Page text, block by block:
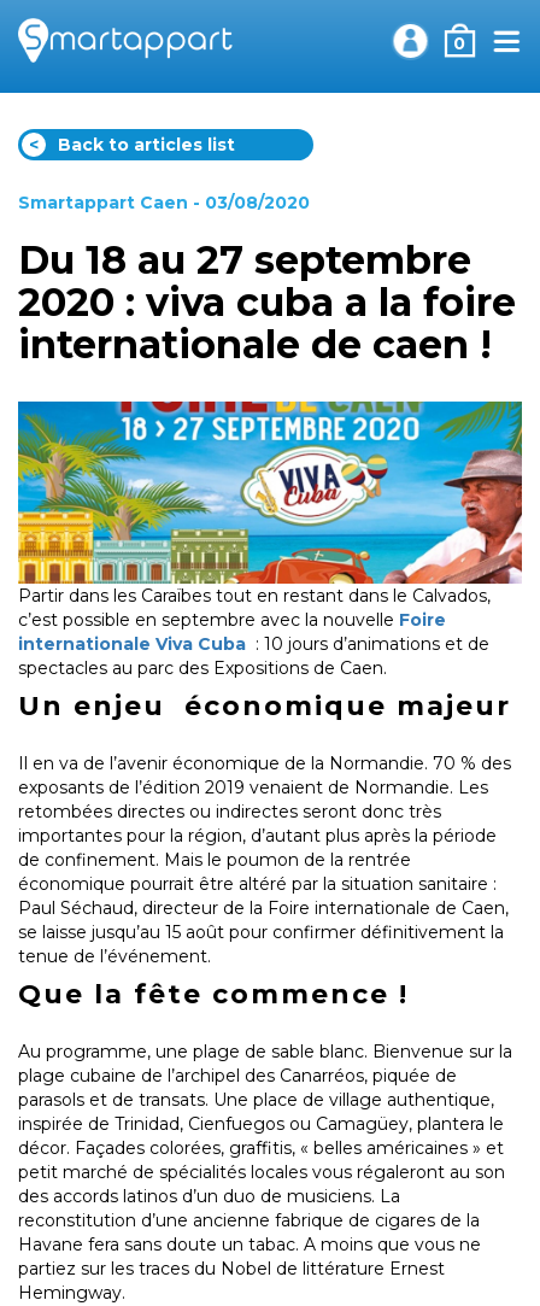
0
< Back to articles list
Smartappart Caen - 03/08/2020
Du 18 au 27 septembre
2020 : viva cuba a la foire
internationale de caen !
Partir dans les Caraïbes tout en restant dans le Calvados,
c’est possible en septembre avec la nouvelle Foire
internationale Viva Cuba : 10 jours d’animations et de
spectacles au parc des Expositions de Caen.
Un enjeu économique majeur
Il en va de l’avenir économique de la Normandie. 70 % des
exposants de l’édition 2019 venaient de Normandie. Les
retombées directes ou indirectes seront donc très
importantes pour la région, d’autant plus après la période
de confinement. Mais le poumon de la rentrée
économique pourrait être altéré par la situation sanitaire :
Paul Séchaud, directeur de la Foire internationale de Caen,
se laisse jusqu’au 15 août pour confirmer définitivement la
tenue de l’événement.
Que la fête commence !
Au programme, une plage de sable blanc. Bienvenue sur la
plage cubaine de l’archipel des Canarréos, piquée de
parasols et de transats. Une place de village authentique,
inspirée de Trinidad, Cienfuegos ou Camagüey, plantera le
décor. Façades colorées, graffitis, « belles américaines » et
petit marché de spécialités locales vous régaleront au son
des accords latinos d’un duo de musiciens. La
reconstitution d’une ancienne fabrique de cigares de la
Havane fera sans doute un tabac. A moins que vous ne
partiez sur les traces du Nobel de littérature Ernest
Hemingway.